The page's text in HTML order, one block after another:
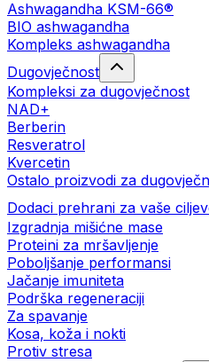
Ashwagandha KSM-66®
BIO ashwagandha
Kompleks ashwagandha
Dugovječnost
Kompleksi za dugovječnost
NAD+
Berberin
Resveratrol
Kvercetin
Ostalo proizvodi za
Dodaci prehrani za vaše
Izgradnja mišićne mase
Proteini za mršavljenje
Poboljšanje performansi
Jačanje imuniteta
Podrška regeneraciji
Za spavanje
Kosa, koža i nokti
Protiv stresa